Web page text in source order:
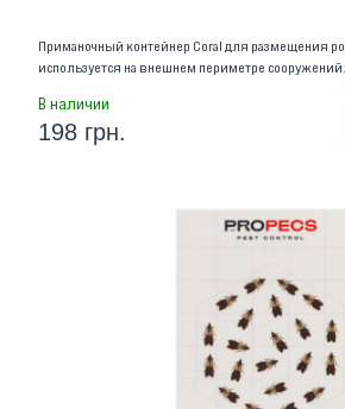
Приманочный контейнер Coral для размещения
используется на внешнем периметре сооружений.
В наличии
198 грн.